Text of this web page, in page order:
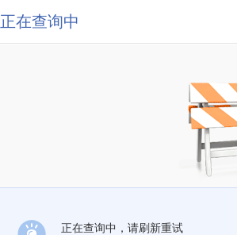
正在查询中
正在查询中，请刷新重试